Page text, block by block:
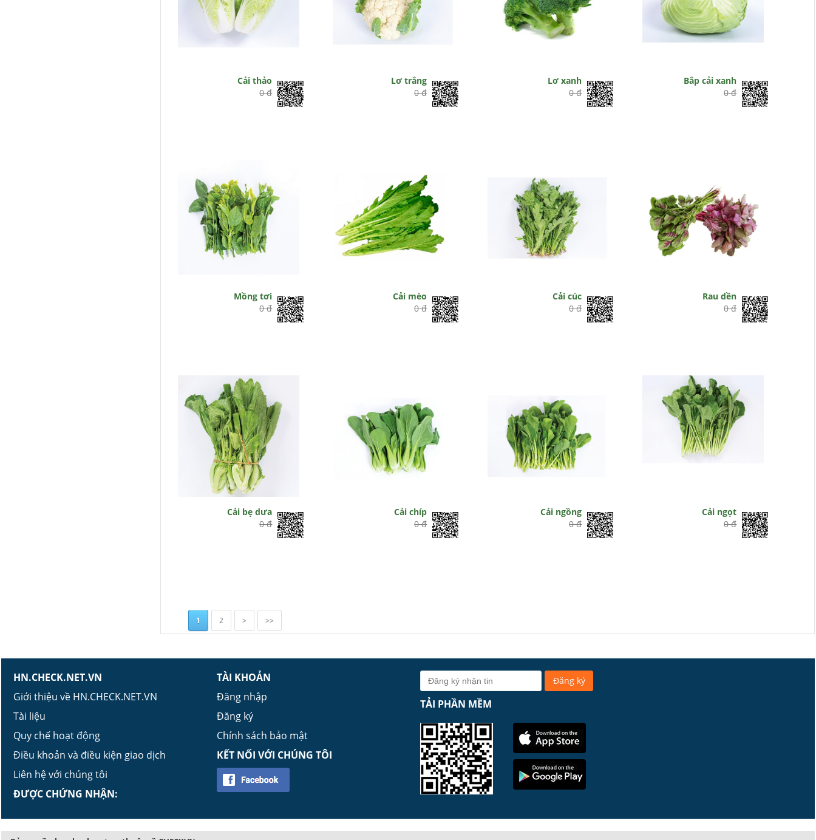
Cải thảo
0 đ
Lơ trắng
0 đ
Lơ xanh
0 đ
Bắp cải xanh
0 đ
Mồng tơi
0 đ
Cải mèo
0 đ
Cải cúc
0 đ
Rau dền
0 đ
Cải bẹ dưa
0 đ
Cải chíp
0 đ
Cải ngồng
0 đ
Cải ngọt
0 đ
1 2 > >>
HN.CHECK.NET.VN
Giới thiệu về HN.CHECK.NET.VN
Tài liệu
Quy chế hoạt động
Điều khoản và điều kiện giao dịch
Liên hệ với chúng tôi
ĐƯỢC CHỨNG NHẬN:
TÀI KHOẢN
Đăng nhập
Đăng ký
Chính sách bảo mật
KẾT NỐI VỚI CHÚNG TÔI
TẢI PHẦN MỀM